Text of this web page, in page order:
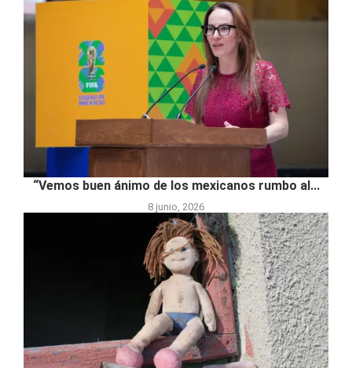
“Vemos buen ánimo de los mexicanos rumbo al...
8 junio, 2026